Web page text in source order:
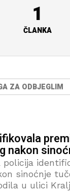
1
ČLANKA
ZA ODBJEGLIM
nakon
policija
sinoćnje
u ulici